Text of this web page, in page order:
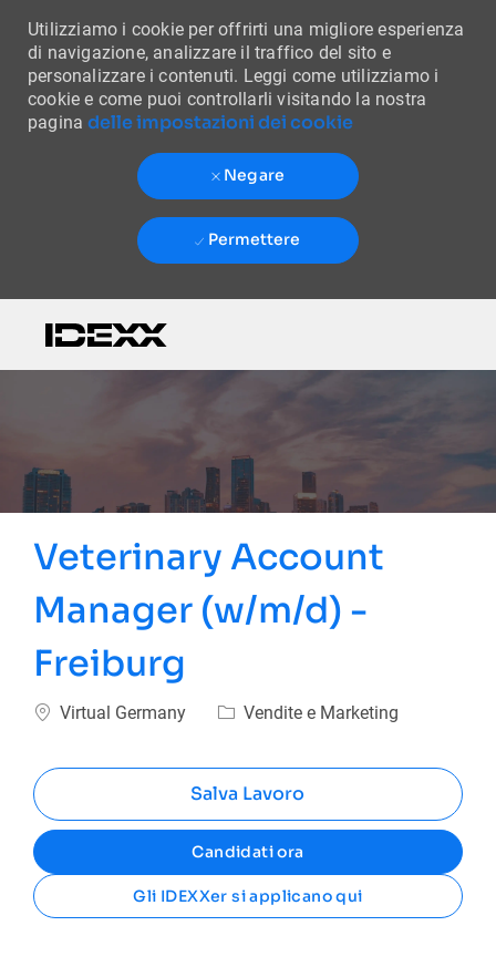
Utilizziamo i cookie per offrirti una migliore esperienza
di navigazione, analizzare il traffico del sito e
personalizzare i contenuti. Leggi come utilizziamo i
cookie e come puoi controllarli visitando la nostra
paginadelle impostazioni dei cookie
Negare
Permettere
Veterinary Account
Manager (w/m/d) -
Freiburg
Ubicazione
Virtual Germany Categoria
Vendite e Marketing
Salva Lavoro
Candidati ora
Gli IDEXXer si applicano qui